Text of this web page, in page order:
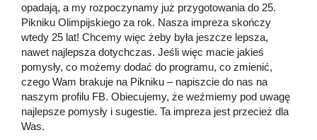
opadają, a my rozpoczynamy już przygotowania do 25.
Pikniku Olimpijskiego za rok. Nasza impreza skończy
wtedy 25 lat! Chcemy więc żeby była jeszcze lepsza,
nawet najlepsza dotychczas. Jeśli więc macie jakieś
pomysły, co możemy dodać do programu, co zmienić,
czego Wam brakuje na Pikniku – napiszcie do nas na
naszym profilu FB. Obiecujemy, że weźmiemy pod uwagę
najlepsze pomysły i sugestie. Ta impreza jest przecież dla
Was.